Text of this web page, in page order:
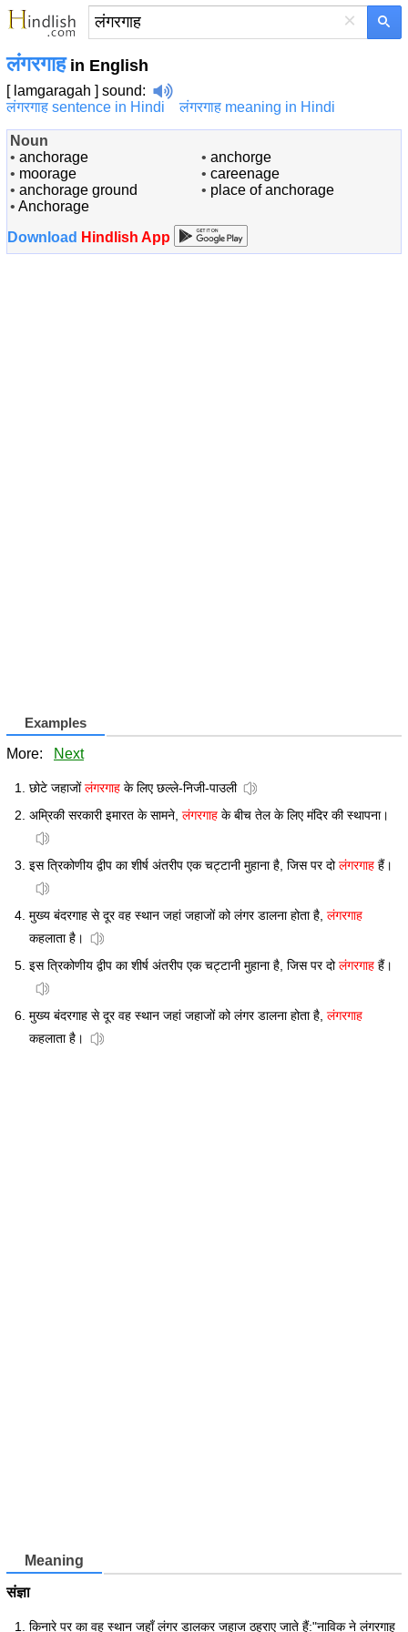
×
लंगरगाहin English
[ lamgaragah ] sound:
लंगरगाह sentence in Hindi
लंगरगाह meaning in Hindi
Noun
• anchorage
• moorage
• anchorage ground
• Anchorage
• anchorge
• careenage
• place of anchorage
Download Hindlish App
Examples
More: Next
छोटे जहाजोंलंगरगाह के लिए छल्ले-निजी-पाउली
अम्रिकी सरकारी इमारत के सामने, लंगरगाह के बीच तेल के लिए मंदिर की स्थापना।
इस त्रिकोणीय द्वीप का शीर्ष अंतरीप एक चट्टानी मुहाना है, जिस पर दोलंगरगाह हैं।
मुख्य बंदरगाह से दूर वह स्थान जहां जहाजों को लंगर डालना होता है, लंगरगाह
कहलाता है।
इस त्रिकोणीय द्वीप का शीर्ष अंतरीप एक चट्टानी मुहाना है, जिस पर दोलंगरगाह हैं।
मुख्य बंदरगाह से दूर वह स्थान जहां जहाजों को लंगर डालना होता है, लंगरगाह
कहलाता है।
Meaning
संज्ञा
किनारे पर का वह स्थान जहाँ लंगर डालकर जहाज ठहराए जाते हैं:"नाविक ने लंगरगाह